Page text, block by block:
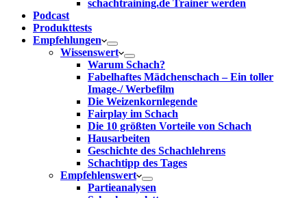
schachtraining.de Trainer werden
Podcast
Produkttests
Empfehlungen
Wissenswert
Warum Schach?
Fabelhaftes Mädchenschach – Ein toller
Image-/ Werbefilm
Die Weizenkornlegende
Fairplay im Schach
Die 10 größten Vorteile von Schach‎
Hausarbeiten
Geschichte des Schachlehrens
Schachtipp des Tages
Empfehlenswert
Partieanalysen